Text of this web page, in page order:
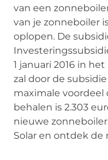
van een
van je zonneboiler
oplopen. De
1 januari 2016 in
zal door de
maximale
behalen is 2.303
nieuwe
Solar en ontdek de